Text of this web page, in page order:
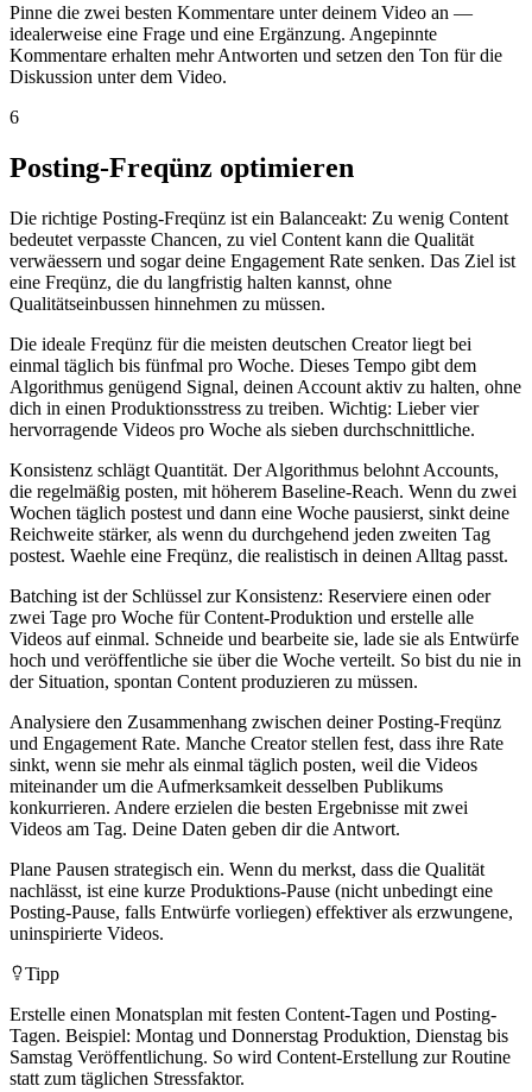
Pinne die zwei besten Kommentare unter deinem Video an —
idealerweise eine Frage und eine Ergänzung. Angepinnte
Kommentare erhalten mehr Antworten und setzen den Ton für die
Diskussion unter dem Video.
6
Posting-Freqünz optimieren
Die richtige Posting-Freqünz ist ein Balanceakt: Zu wenig Content
bedeutet verpasste Chancen, zu viel Content kann die Qualität
verwäessern und sogar deine Engagement Rate senken. Das Ziel ist
eine Freqünz, die du langfristig halten kannst, ohne
Qualitätseinbussen hinnehmen zu müssen.
Die ideale Freqünz für die meisten deutschen Creator liegt bei
einmal täglich bis fünfmal pro Woche. Dieses Tempo gibt dem
Algorithmus genügend Signal, deinen Account aktiv zu halten, ohne
dich in einen Produktionsstress zu treiben. Wichtig: Lieber vier
hervorragende Videos pro Woche als sieben durchschnittliche.
Konsistenz schlägt Quantität. Der Algorithmus belohnt Accounts,
die regelmäßig posten, mit höherem Baseline-Reach. Wenn du zwei
Wochen täglich postest und dann eine Woche pausierst, sinkt deine
Reichweite stärker, als wenn du durchgehend jeden zweiten Tag
postest. Waehle eine Freqünz, die realistisch in deinen Alltag passt.
Batching ist der Schlüssel zur Konsistenz: Reserviere einen oder
zwei Tage pro Woche für Content-Produktion und erstelle alle
Videos auf einmal. Schneide und bearbeite sie, lade sie als Entwürfe
hoch und veröffentliche sie über die Woche verteilt. So bist du nie in
der Situation, spontan Content produzieren zu müssen.
Analysiere den Zusammenhang zwischen deiner Posting-Freqünz
und Engagement Rate. Manche Creator stellen fest, dass ihre Rate
sinkt, wenn sie mehr als einmal täglich posten, weil die Videos
miteinander um die Aufmerksamkeit desselben Publikums
konkurrieren. Andere erzielen die besten Ergebnisse mit zwei
Videos am Tag. Deine Daten geben dir die Antwort.
Plane Pausen strategisch ein. Wenn du merkst, dass die Qualität
nachlässt, ist eine kurze Produktions-Pause (nicht unbedingt eine
Posting-Pause, falls Entwürfe vorliegen) effektiver als erzwungene,
uninspirierte Videos.
Tipp
Erstelle einen Monatsplan mit festen Content-Tagen und Posting-
Tagen. Beispiel: Montag und Donnerstag Produktion, Dienstag bis
Samstag Veröffentlichung. So wird Content-Erstellung zur Routine
statt zum täglichen Stressfaktor.